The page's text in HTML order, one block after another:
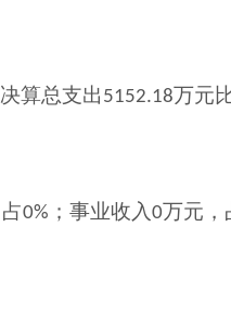
算总支出 5152.18万元
0% ；事业收入0万元，